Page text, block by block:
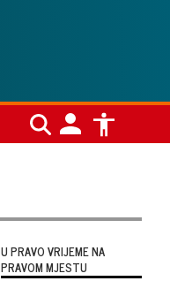
U PRAVO VRIJEME NA
PRAVOM MJESTU